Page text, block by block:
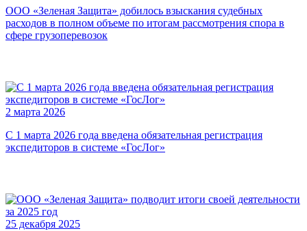
ООО «Зеленая Защита» добилось взыскания судебных
расходов в полном объеме по итогам рассмотрения спора в
сфере грузоперевозок
2 марта 2026
С 1 марта 2026 года введена обязательная регистрация
экспедиторов в системе «ГосЛог»
25 декабря 2025